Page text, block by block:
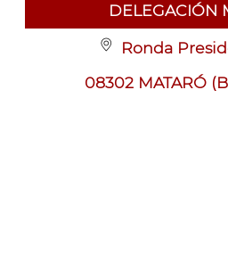
DELEGACIÓN
Ronda
08302 MATARÓ